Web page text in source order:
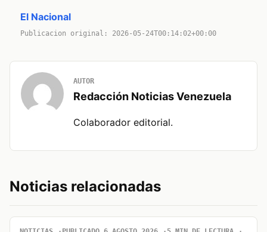
El Nacional
Publicacion original: 2026-05-24T00:14:02+00:00
AUTOR
Redacción Noticias Venezuela
Colaborador editorial.
Noticias relacionadas